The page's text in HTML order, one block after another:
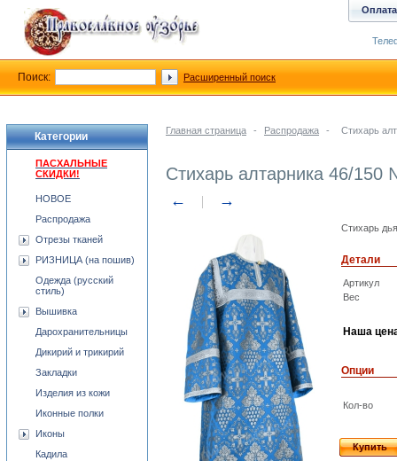
Главная страница - Распродажа - Стихарь
Стихарь алтарника 46/150
← →
Стихарь
Детали
Артикул
Вес
Наша
Опции
Кол-во
Купить
Категории
ПАСХАЛЬНЫЕ
СКИДКИ!
НОВОЕ
Распродажа
Отрезы тканей
РИЗНИЦА (на пошив)
Одежда (русский
стиль)
Вышивка
Дарохранительницы
Дикирий и трикирий
Закладки
Изделия из кожи
Иконные полки
Иконы
Кадила
Оплата
Поиск: Расширенный поиск